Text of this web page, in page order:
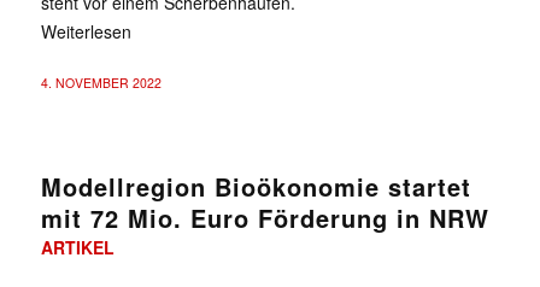
Weiterlesen
4. NOVEMBER 2022
Modellregion Bioökonomie startet
mit 72 Mio. Euro Förderung in NRW
ARTIKEL